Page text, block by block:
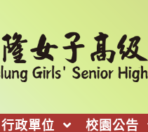
行政單位 校園公告